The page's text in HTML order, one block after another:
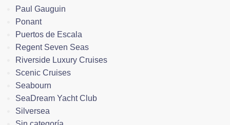
Paul Gauguin
Ponant
Puertos de Escala
Regent Seven Seas
Riverside Luxury Cruises
Scenic Cruises
Seabourn
SeaDream Yacht Club
Silversea